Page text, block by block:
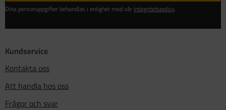
Dina personuppgifter behandlas i enlighet med vår integritetspolicy.
Kundservice
Kontakta oss
Att handla hos oss
Frågor och svar